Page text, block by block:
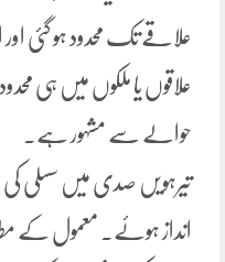
علاقے تک محدود ہو گئی
علاقوں یا ملکوں میں ہی
حوالے سے مشہور ہے۔
انداز ہوئے۔ معمول کے